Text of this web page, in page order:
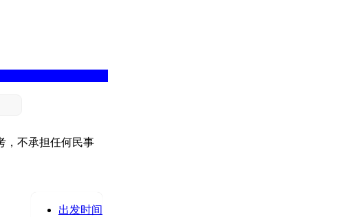
，不承担任何民事
出发时间